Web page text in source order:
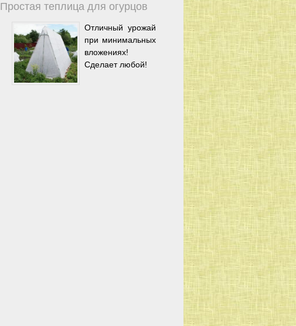
Простая теплица для огурцов
Отличный урожай
при минимальных
вложениях!
Сделает любой!